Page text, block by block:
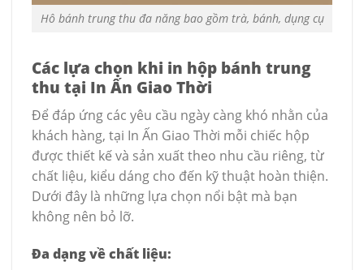
Hô bánh trung thu đa năng bao gồm trà, bánh, dụng cụ
Các lựa chọn khi in hộp bánh trung
thu tại In Ấn Giao Thời
Để đáp ứng các yêu cầu ngày càng khó nhằn của
khách hàng, tại In Ấn Giao Thời mỗi chiếc hộp
được thiết kế và sản xuất theo nhu cầu riêng, từ
chất liệu, kiểu dáng cho đến kỹ thuật hoàn thiện.
Dưới đây là những lựa chọn nổi bật mà bạn
không nên bỏ lỡ.
Đa dạng về chất liệu: